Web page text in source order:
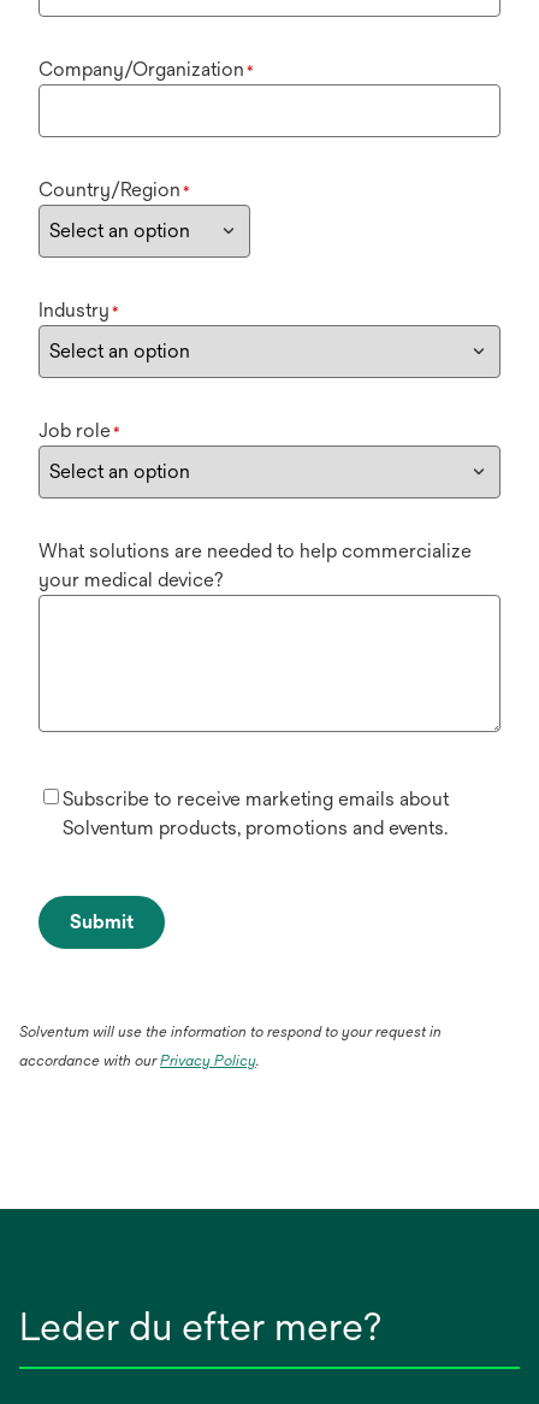
Company/Organization *
Country/Region *
Industry *
Job role*
What solutions are needed to help commercialize
your medical device?
Subscribe to receive marketing emails about
Solventum products, promotions and events.
Submit
Solventum will use the information to respond to your request in
accordance with ourPrivacy Policy.
Leder du efter mere?